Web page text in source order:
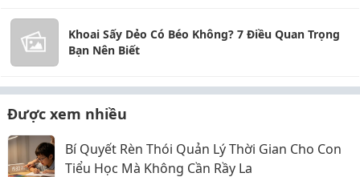
Khoai Sấy Dẻo Có Béo Không? 7 Điều Quan Trọng
Bạn Nên Biết
Được xem nhiều
Bí Quyết Rèn Thói Quản Lý Thời Gian Cho Con
Tiểu Học Mà Không Cần Rầy La